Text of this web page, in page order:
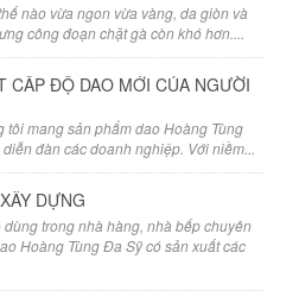
nào vừa ngon vừa vàng, da giòn và
công đoạn chặt gà còn khó hơn....
CẤP ĐỘ DAO MỚI CỦA NGƯỜI
tôi mang sản phẩm dao Hoàng Tùng
đàn các doanh nghiệp. Với niềm...
DỰNG
trong nhà hàng, nhà bếp chuyên
Hoàng Tùng Đa Sỹ có sản xuất các